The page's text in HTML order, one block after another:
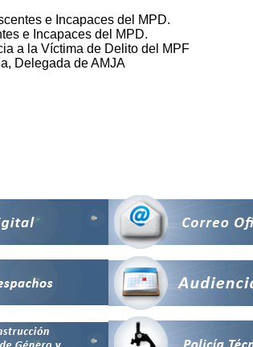
e Incapaces del MPD.
e Incapaces del MPD.
a la Víctima de Delito del MPF
Delegada de AMJA